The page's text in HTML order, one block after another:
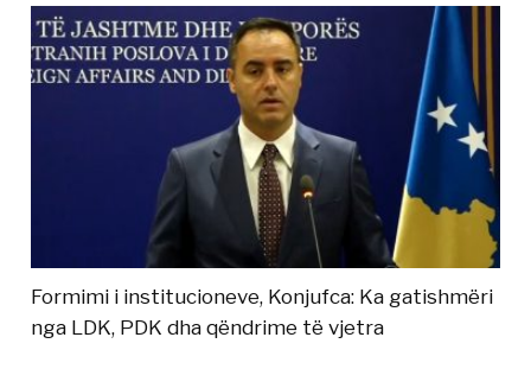
Formimi i institucioneve, Konjufca: Ka gatishmëri
nga LDK, PDK dha qëndrime të vjetra